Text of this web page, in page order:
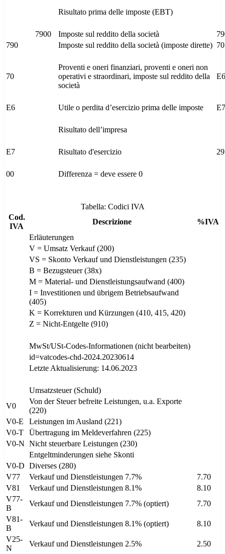
Risultato prima delle imposte (EBT)
7900 Imposte sul reddito della società
790
Imposte sul reddito della società (imposte dirette) 70
70
Proventi e oneri finanziari, proventi e oneri non
operativi e straordinari, imposte sul reddito della
società
E6
E6 Utile o perdita d’esercizio prima delle imposte E7
Risultato dell’impresa
E7 Risultato d'esercizio
00 Differenza = deve essere 0
Tabella: Codici IVA
Cod.
IVA
Descrizione
%IVA
Erläuterungen
V = Umsatz Verkauf (200)
VS = Skonto Verkauf und Dienstleistungen (235)
B = Bezugsteuer (38x)
M = Material- und Dienstleistungsaufwand (400)
I = Investitionen und übrigem Betriebsaufwand
(405)
K = Korrekturen und Kürzungen (410, 415, 420)
Z = Nicht-Entgelte (910)
MwSt/USt-Codes-Informationen (nicht bearbeiten)
id=vatcodes-chd-2024.20230614
Letzte Aktualisierung: 14.06.2023
Umsatzsteuer (Schuld)
V0
Von der Steuer befreite Leistungen, u.a. Exporte
(220)
V0-E
Leistungen im Ausland (221)
V0-T
Übertragung im Meldeverfahren (225)
V0-N Nicht steuerbare Leistungen (230)
Entgeltminderungen siehe Skonti
V0-D Diverses (280)
V77
Verkauf und Dienstleistungen 7.7%
7.70
V81
Verkauf und Dienstleistungen 8.1%
8.10
V77-
B
Verkauf und Dienstleistungen 7.7% (optiert)
7.70
V81-
B
Verkauf und Dienstleistungen 8.1% (optiert)
8.10
V25-
N
Verkauf und Dienstleistungen 2.5%
2.50